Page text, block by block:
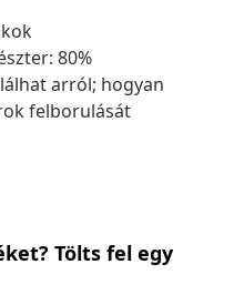
80%
arról; hogyan
felborulását
Tölts fel egy